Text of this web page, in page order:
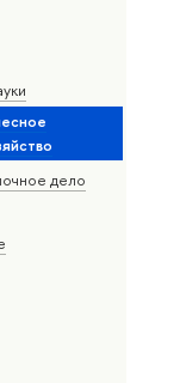
дело